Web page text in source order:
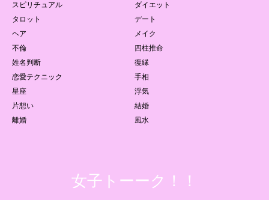
スピリチュアル
ダイエット
タロット
デート
ヘア
メイク
不倫
四柱推命
姓名判断
復縁
恋愛テクニック
手相
星座
浮気
片想い
結婚
離婚
風水
女子トーーク！！